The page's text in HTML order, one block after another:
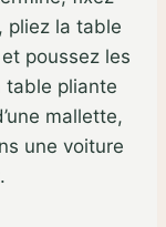
pliez la table
poussez les
table pliante
mallette,
une voiture